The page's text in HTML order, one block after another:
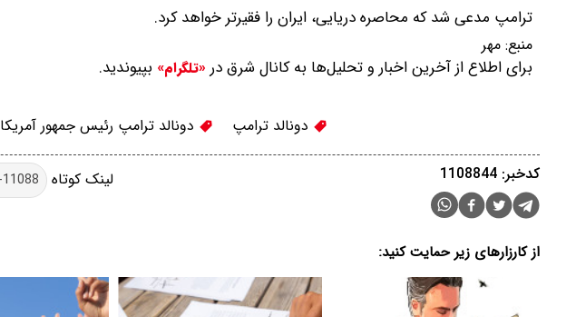
ترامپ مدعی شد که محاصره دریایی، ایران را فقیرتر خواهد کرد.
منبع: مهر
برای اطلاع از آخرین اخبار و تحلیل‌ها به کانال شرق در «تلگرام» بپیوندید.
دونالد ترامپ دونالد ترامپ رئیس جمهور آمریکا
لینک کوتاه کدخبر: 1108844
از کارزارهای زیر حمایت کنید: